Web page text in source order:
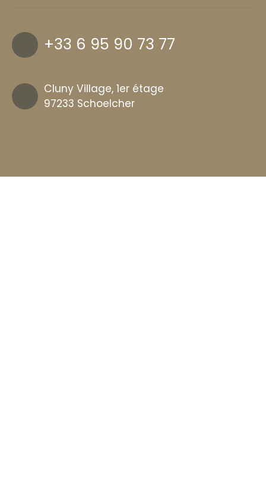
+33 6 95 90 73 77
Cluny Village, 1er étage
97233 Schoelcher